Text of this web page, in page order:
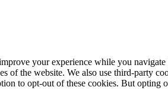
your experience while you
of the website. We also use third-party
to opt-out of these cookies. But